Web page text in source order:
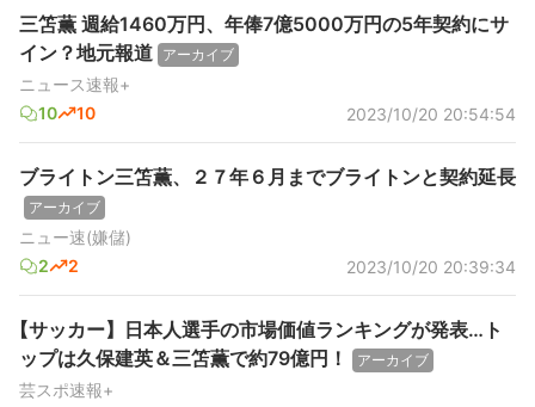
三笘薫 週給1460万円、年俸7億5000万円の5年契約にサ
イン？地元報道 アーカイブ
ニュース速報+
10
10 2023/10/20 20:54:54
ブライトン三笘薫、２７年６月までブライトンと契約延長
アーカイブ
ニュー速(嫌儲)
2
2 2023/10/20 20:39:34
【サッカー】日本人選手の市場価値ランキングが発表…ト
ップは久保建英＆三笘薫で約79億円！
アーカイブ
芸スポ速報+